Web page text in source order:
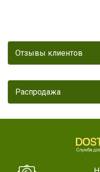
Отзывы клиентов
Распродажа